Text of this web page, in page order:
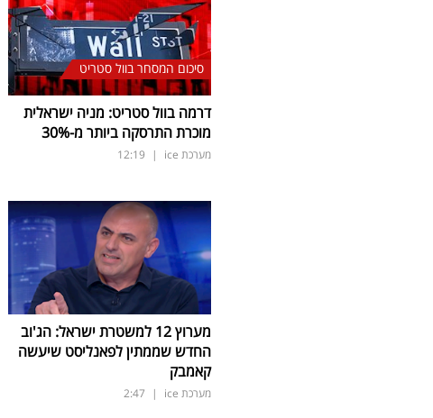
סיכום המסחר בוול סטריט
דרמה בוול סטריט: מניה ישראלית
מוכרת התרסקה ביותר מ-30%
מערכת ice |
12:19
מערוץ 12 למשטרת ישראל: הג'וב
החדש שממתין לפאנליסט שיעשה
קאמבק
מערכת ice |
2:47